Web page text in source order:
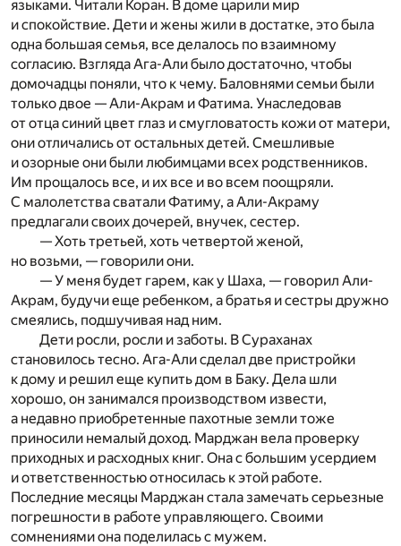
языками. Читали Коран. В доме царили мир
и спокойствие. Дети и жены жили в достатке, это была
одна большая семья, все делалось по взаимному
согласию. Взгляда Ага-Али было достаточно, чтобы
домочадцы поняли, что к чему. Баловнями семьи были
только двое — Али-Акрам и Фатима. Унаследовав
от отца синий цвет глаз и смугловатость кожи от матери,
они отличались от остальных детей. Смешливые
и озорные они были любимцами всех родственников.
Им прощалось все, и их все и во всем поощряли.
С малолетства сватали Фатиму, а Али-Акраму
предлагали своих дочерей, внучек, сестер.
— Хоть третьей, хоть четвертой женой,
но возьми, — говорили они.
— У меня будет гарем, как у Шаха, — говорил Али-
Акрам, будучи еще ребенком, а братья и сестры дружно
смеялись, подшучивая над ним.
Дети росли, росли и заботы. В Сураханах
становилось тесно. Ага-Али сделал две пристройки
к дому и решил еще купить дом в Баку. Дела шли
хорошо, он занимался производством извести,
а недавно приобретенные пахотные земли тоже
приносили немалый доход. Марджан вела проверку
приходных и расходных книг. Она с большим усердием
и ответственностью относилась к этой работе.
Последние месяцы Марджан стала замечать серьезные
погрешности в работе управляющего. Своими
сомнениями она поделилась с мужем.